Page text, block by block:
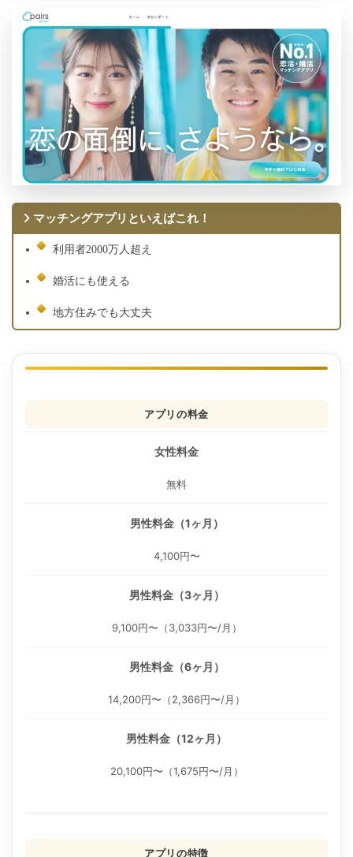
マッチングアプリといえばこれ！
利用者2000万人超え
婚活にも使える
地方住みでも大丈夫
アプリの料金
女性料金
無料
男性料金（1ヶ月）
4,100円〜
男性料金（3ヶ月）
9,100円〜（3,033円〜/月）
男性料金（6ヶ月）
14,200円〜（2,366円〜/月）
男性料金（12ヶ月）
20,100円〜（1,675円〜/月）
アプリの特徴